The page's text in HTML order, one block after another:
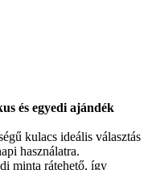
és egyedi ajándék
kulacs ideális választás
használatra.
minta rátehető, így